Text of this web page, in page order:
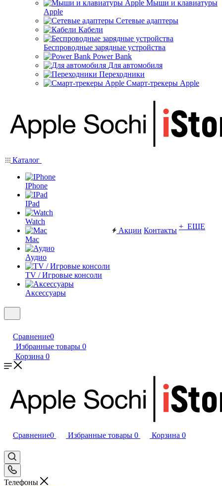
Мыши и клавиатуры
Apple
Сетевые адаптеры
Кабели
Беспроводные зарядные устройства
Power Bank
Для автомобиля
Переходники
Смарт-трекеры Apple
Каталог
IPhone
IPad
Watch
Mac
Аудио
TV / Игровые консоли
Аксессуары
Акции Контакты + ЕЩЕ
Сравнение0
Избранные товары 0
Корзина 0
Сравнение0 Избранные товары 0 Корзина 0
Телефоны